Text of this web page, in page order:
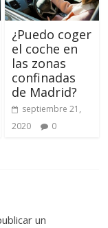
¿Puedo coger
el coche en
las zonas
confinadas
de Madrid?
septiembre 21,
2020
0
un